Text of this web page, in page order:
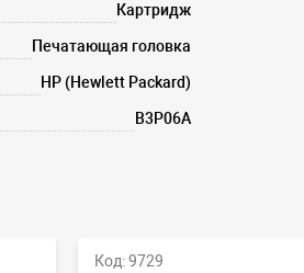
Картридж
Печатающая головка
HP (Hewlett Packard)
B3P06A
Код: 9729